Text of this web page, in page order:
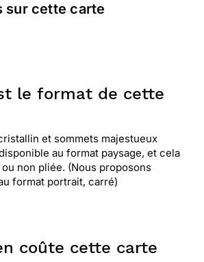
sur cette carte
le format de cette
et sommets majestueux
au format paysage, et cela
non pliée. (Nous proposons
format portrait, carré)
coûte cette carte